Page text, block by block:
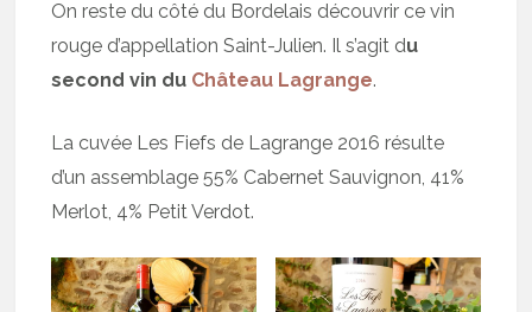
On reste du côté du Bordelais découvrir ce vin
rouge d’appellation Saint-Julien. Il s’agit du
second vin du Château Lagrange.
La cuvée Les Fiefs de Lagrange 2016 résulte
d’un assemblage 55% Cabernet Sauvignon, 41%
Merlot, 4% Petit Verdot.